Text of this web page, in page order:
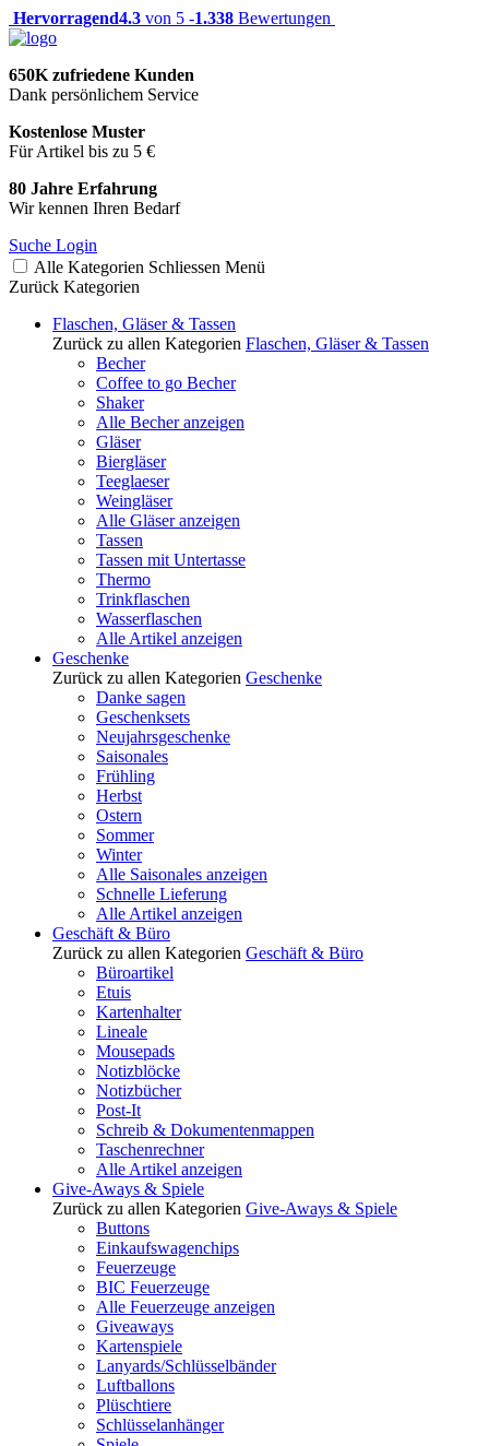
Hervorragend4.3 von 5 -1.338 Bewertungen
650K zufriedene Kunden
Dank persönlichem Service
Kostenlose Muster
Für Artikel bis zu 5 €
80 Jahre Erfahrung
Wir kennen Ihren Bedarf
Suche Login
Alle Kategorien Schliessen Menü
Zurück Kategorien
Flaschen, Gläser & Tassen
Zurück zu allen Kategorien Flaschen, Gläser & Tassen
Becher
Coffee to go Becher
Shaker
Alle Becher anzeigen
Gläser
Biergläser
Teeglaeser
Weingläser
Alle Gläser anzeigen
Tassen
Tassen mit Untertasse
Thermo
Trinkflaschen
Wasserflaschen
Alle Artikel anzeigen
Geschenke
Zurück zu allen Kategorien Geschenke
Danke sagen
Geschenksets
Neujahrsgeschenke
Saisonales
Frühling
Herbst
Ostern
Sommer
Winter
Alle Saisonales anzeigen
Schnelle Lieferung
Alle Artikel anzeigen
Geschäft & Büro
Zurück zu allen Kategorien Geschäft & Büro
Büroartikel
Etuis
Kartenhalter
Lineale
Mousepads
Notizblöcke
Notizbücher
Post-It
Schreib & Dokumentenmappen
Taschenrechner
Alle Artikel anzeigen
Give-Aways & Spiele
Zurück zu allen Kategorien Give-Aways & Spiele
Buttons
Einkaufswagenchips
Feuerzeuge
BIC Feuerzeuge
Alle Feuerzeuge anzeigen
Giveaways
Kartenspiele
Lanyards/Schlüsselbänder
Luftballons
Plüschtiere
Schlüsselanhänger